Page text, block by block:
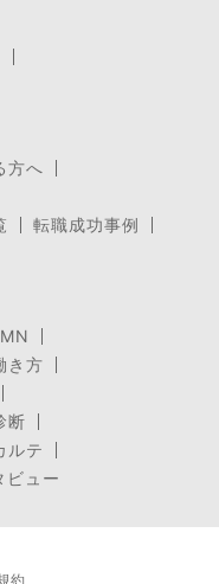
方へ
転職成功事例
き方
断
ルテ
ビュー
約